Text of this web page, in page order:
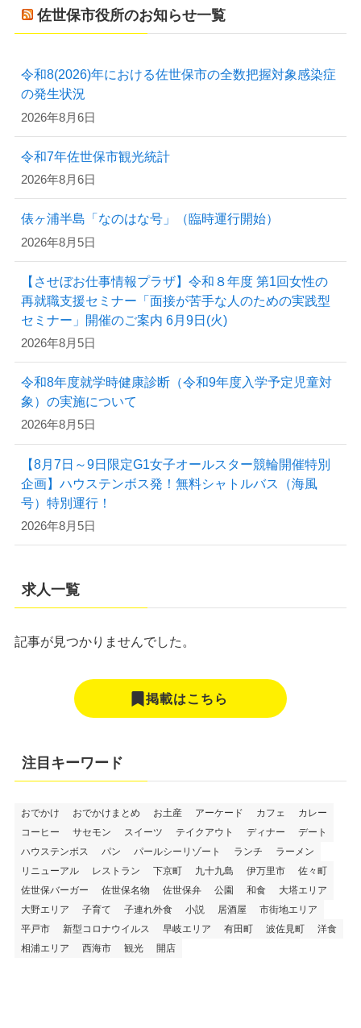
佐世保市役所のお知らせ一覧
令和8(2026)年における佐世保市の全数把握対象感染症
の発生状況
2026年8月6日
令和7年佐世保市観光統計
2026年8月6日
俵ヶ浦半島「なのはな号」（臨時運行開始）
2026年8月5日
【させぼお仕事情報プラザ】令和８年度 第1回女性の
再就職支援セミナー「面接が苦手な人のための実践型
セミナー」開催のご案内 6月9日(火)
2026年8月5日
令和8年度就学時健康診断（令和9年度入学予定児童対
象）の実施について
2026年8月5日
【8月7日～9日限定G1女子オールスター競輪開催特別
企画】ハウステンボス発！無料シャトルバス（海風
号）特別運行！
2026年8月5日
求人一覧
記事が見つかりませんでした。
掲載はこちら
注目キーワード
おでかけ おでかけまとめ お土産 アーケード カフェ
カレー
コーヒー
サセモン スイーツ テイクアウト ディナー
デート
ハウステンボス
パン パールシーリゾート ランチ
ラーメン
リニューアル
レストラン 下京町 九十九島 伊万里市
佐々町
佐世保バーガー
佐世保名物 佐世保弁 公園 和食
大塔エリア
大野エリア
子育て 子連れ外食 小説 居酒屋
市街地エリア
平戸市
新型コロナウイルス 早岐エリア 有田町 波佐見町
洋食
相浦エリア
西海市 観光 開店